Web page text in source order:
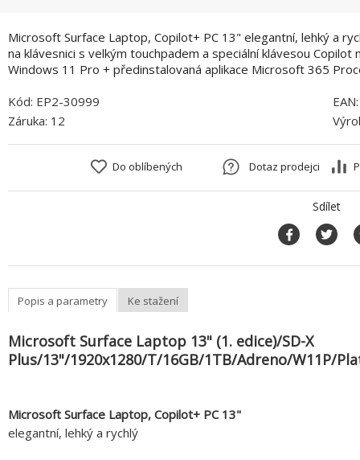
Microsoft Surface Laptop, Copilot+ PC 13" elegantní, lehký a
na klávesnici s velkým touchpadem a speciální klávesou
Windows 11 Pro + předinstalovaná aplikace Microsoft 365
Kód: EP2-30999
Záruka: 12
Do oblíbených Dotaz prodejci
Sdílet
Popis a parametry Ke stažení
Microsoft Surface Laptop 13" (1. edice)/SD-X
Plus/13"/1920x1280/T/16GB/1TB/Adreno/W11P/
Microsoft Surface Laptop, Copilot+ PC 13"
elegantní, lehký a rychlý